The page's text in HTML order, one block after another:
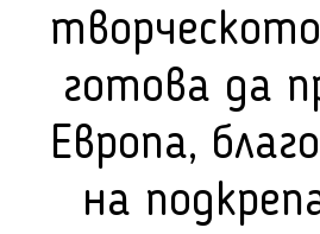
готова да
Европа,
на